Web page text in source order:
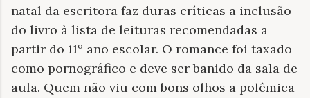
natal da escritora faz duras críticas a inclusão
do livro à lista de leituras recomendadas a
partir do 11º ano escolar. O romance foi taxado
como pornográfico e deve ser banido da sala de
aula. Quem não viu com bons olhos a polêmica